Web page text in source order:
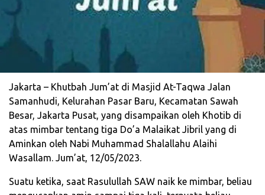
Jakarta – Khutbah Jum’at di Masjid At-Taqwa Jalan
Samanhudi, Kelurahan Pasar Baru, Kecamatan Sawah
Besar, Jakarta Pusat, yang disampaikan oleh Khotib di
atas mimbar tentang tiga Do’a Malaikat Jibril yang di
Aminkan oleh Nabi Muhammad Shalallahu Alaihi
Wasallam. Jum’at, 12/05/2023.
Suatu ketika, saat Rasulullah SAW naik ke mimbar, beliau